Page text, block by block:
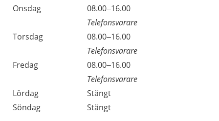
Onsdag
08.00–16.00
Telefonsvarare
Torsdag
08.00–16.00
Telefonsvarare
Fredag
08.00–16.00
Telefonsvarare
Lördag
Stängt
Söndag
Stängt